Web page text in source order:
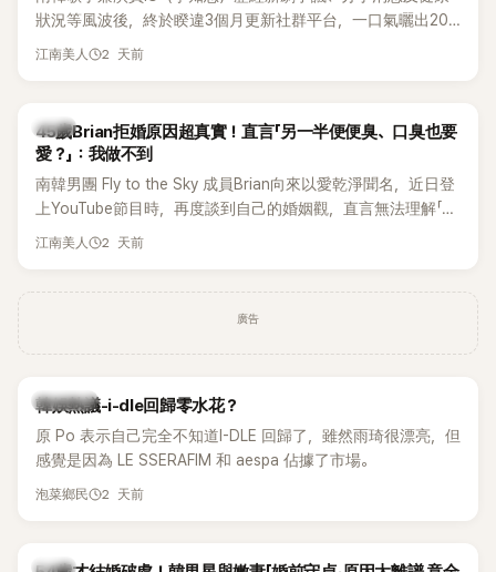
狀況等風波後，終於睽違3個月更新社群平台，一口氣曬出20
張近況照，讓大批粉絲又驚又喜。不過，比起照片本身，更引
江南美人 2 天前
韓星
45歲Brian拒婚原因超真實！直言「另一半便便臭、口臭也要
愛？」：我做不到
南韓男團 Fly to the Sky 成員Brian向來以愛乾淨聞名，近日登
上YouTube節目時，再度談到自己的婚姻觀，直言無法理解「連
另一半的口臭、便便臭都要愛」這種說法，更大方表明自己是不
江南美人 2 天前
廣告
熱議討論
韓娛熱議-i-dle回歸零水花？
原 Po 表示自己完全不知道I-DLE 回歸了，雖然雨琦很漂亮，但
感覺是因為 LE SSERAFIM 和 aespa 佔據了市場。
泡菜鄉民 2 天前
韓星